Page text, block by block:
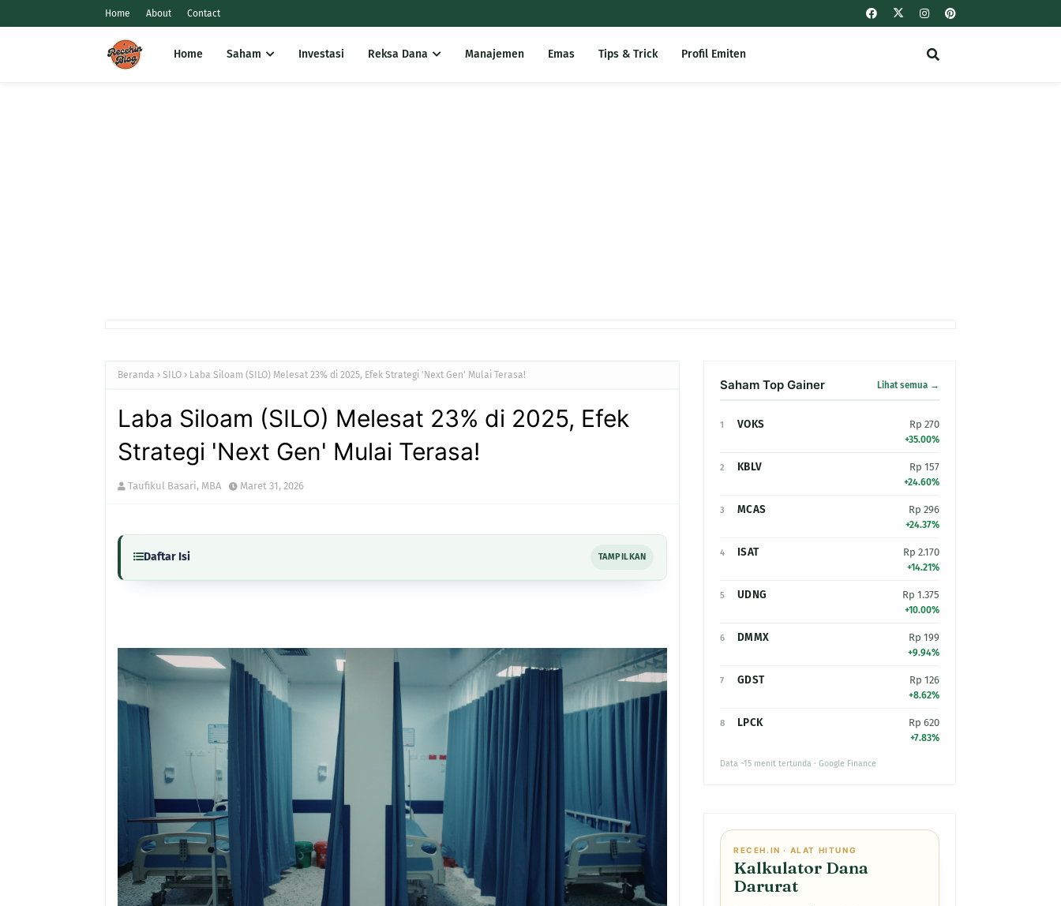
Home About Contact
Home Saham Investasi Reksa Dana Manajemen Emas Tips & Trick Profil Emiten
Beranda SILO Laba Siloam (SILO) Melesat 23% di 2025, Efek Strategi 'Next Gen' Mulai Terasa!
Laba Siloam (SILO) Melesat 23% di 2025, Efek
Strategi 'Next Gen' Mulai Terasa!
Taufikul Basari, MBA Maret 31, 2026
Daftar Isi TAMPILKAN
Saham Top Gainer Lihat semua →
1 VOKS Rp 270
+35.00%
2 KBLV Rp 157
+24.60%
3 MCAS Rp 296
+24.37%
4 ISAT Rp 2.170
+14.21%
5 UDNG Rp 1.375
+10.00%
6 DMMX Rp 199
+9.94%
7 GDST Rp 126
+8.62%
8 LPCK Rp 620
+7.83%
Data ~15 menit tertunda · Google Finance
RECEH.IN · ALAT HITUNG
Kalkulator Dana
Darurat